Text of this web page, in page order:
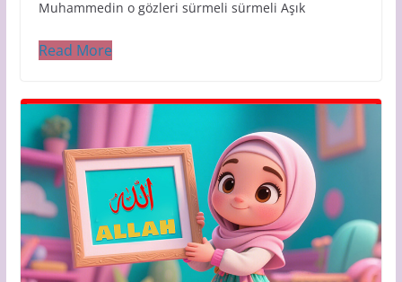
Muhammedin o gözleri sürmeli sürmeli Aşık
Read More